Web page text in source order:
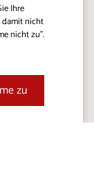
Ihre
damit nicht
nicht zu".
zu